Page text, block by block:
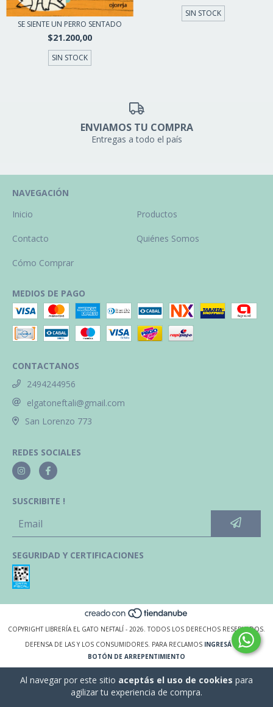
Al navegar por este sitio aceptás el uso de cookies para
agilizar tu experiencia de compra.
SE SIENTE UN PERRO SENTADO
$21.200,00
SIN STOCK
SIN STOCK
ENVIAMOS TU COMPRA
Entregas a todo el país
NAVEGACIÓN
Inicio
Productos
Contacto Quiénes Somos
Cómo Comprar
MEDIOS DE PAGO
CONTACTANOS
2494244956
elgatoneftali@gmail.com
San Lorenzo 773
REDES SOCIALES
SUSCRIBITE !
SEGURIDAD Y CERTIFICACIONES
COPYRIGHT LIBRERÍA EL GATO NEFTALÍ - 2026. TODOS LOS DERECHOS RESERVADOS.
DEFENSA DE LAS Y LOS CONSUMIDORES. PARA RECLAMOS INGRESÁ ACÁ.
BOTÓN DE ARREPENTIMIENTO